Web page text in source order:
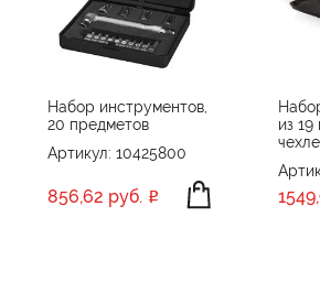
Набор инструментов,
20 предметов
Артикул: 10425800
856,62 руб.
из